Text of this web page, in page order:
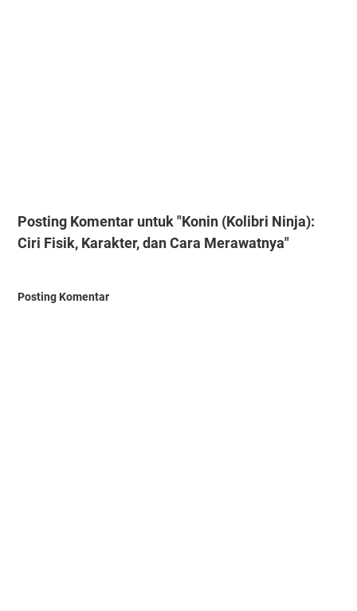
Posting Komentar untuk "Konin (Kolibri Ninja):
Ciri Fisik, Karakter, dan Cara Merawatnya"
Posting Komentar